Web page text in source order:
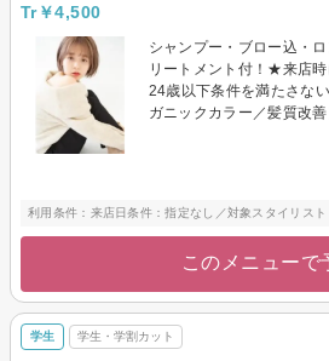
Tr￥4,500
シャンプー・ブロー込・
リートメント付！★来店
24歳以下条件を満たさな
ガニックカラー／髪質改善
利用条件：来店日条件：指定なし／対象スタイリスト
このメニューで
学生 学生・学割カット